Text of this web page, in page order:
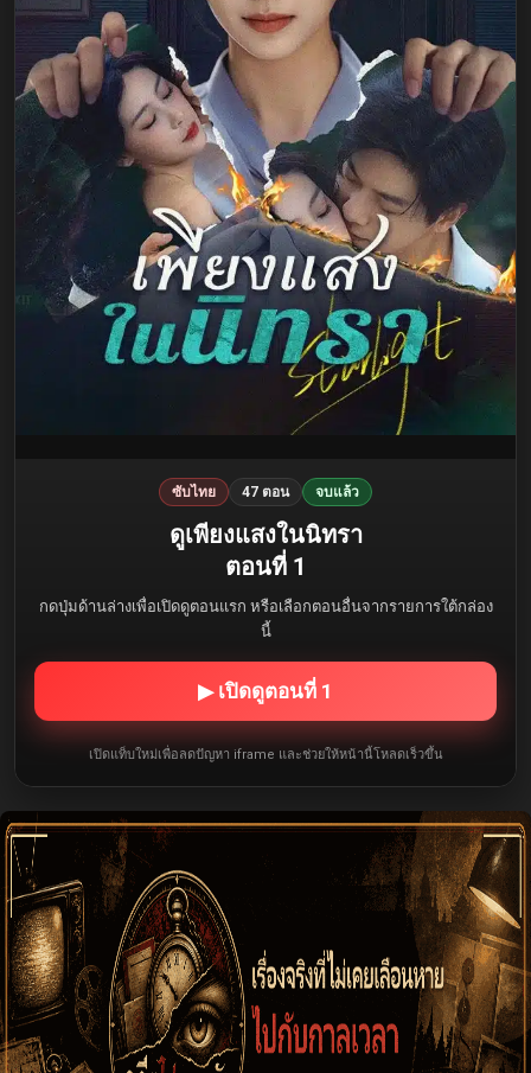
ซับไทย 47 ตอน จบแล้ว
ดูเพียงแสงในนิทรา
ตอนที่ 1
กดปุ่มด้านล่างเพื่อเปิดดูตอนแรก หรือเลือกตอนอื่นจากรายการใต้กล่อง
นี้
▶ เปิดดูตอนที่ 1
เปิดแท็บใหม่เพื่อลดปัญหา iframe และช่วยให้หน้านี้โหลดเร็วขึ้น